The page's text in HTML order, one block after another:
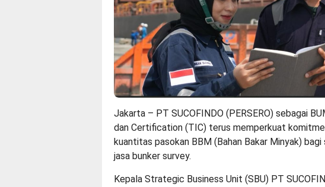
Jakarta – PT SUCOFINDO (PERSERO) sebagai
dan Certification (TIC) terus memperkuat
kuantitas pasokan BBM (Bahan Bakar Minyak)
jasa bunker survey.
Kepala Strategic Business Unit (SBU) PT